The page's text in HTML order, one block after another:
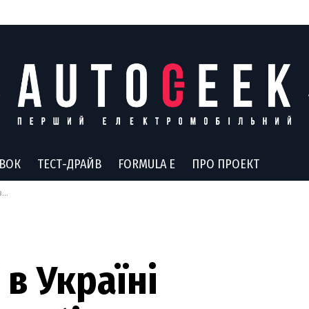
ТЕСТ-ДРАЙВ FORMULA E ПРО ПРОЕКТ
Україні